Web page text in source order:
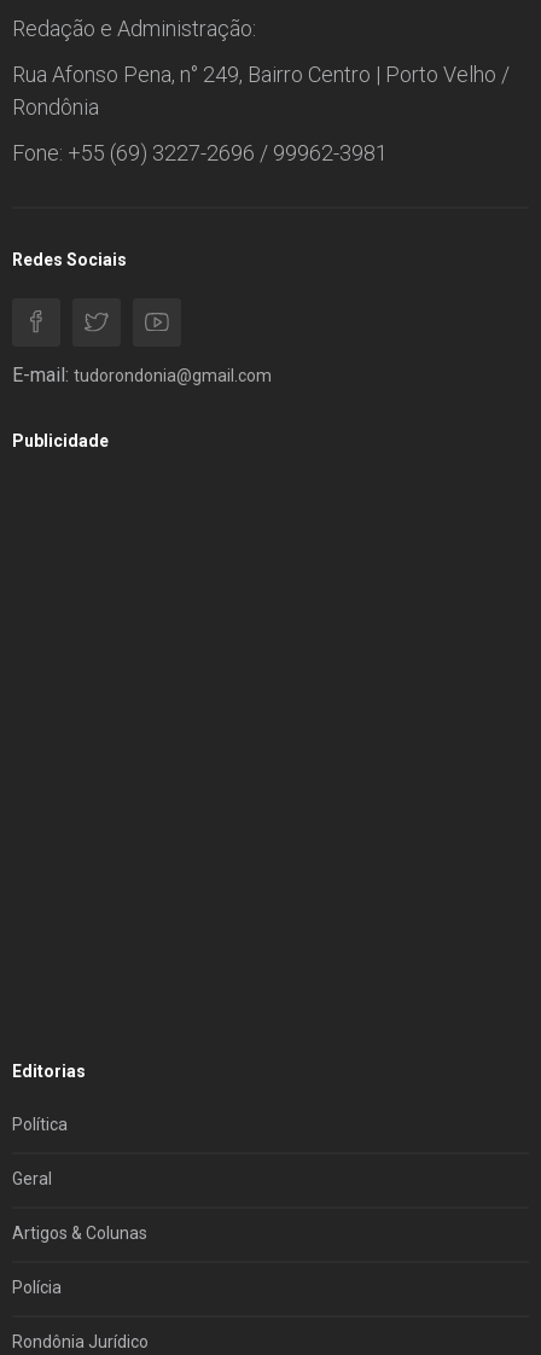
Redação e Administração:
Rua Afonso Pena, n° 249, Bairro Centro | Porto Velho /
Rondônia
Fone: +55 (69) 3227-2696 / 99962-3981
Redes Sociais
E-mail: tudorondonia@gmail.com
Publicidade
Editorias
Política
Geral
Artigos & Colunas
Polícia
Rondônia Jurídico